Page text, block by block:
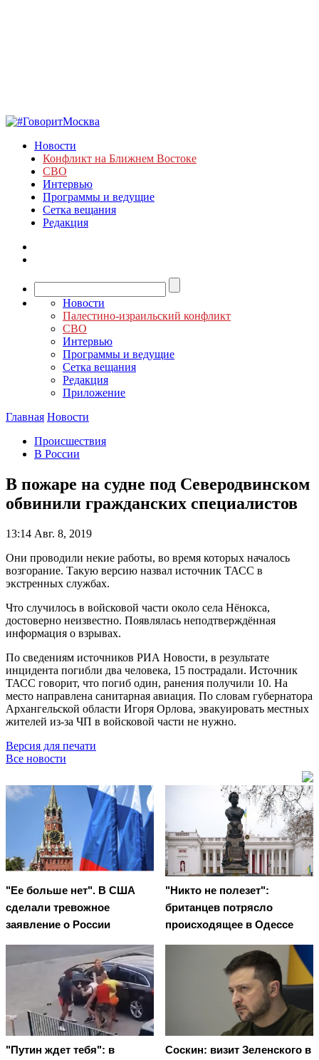
Новости
Конфликт на Ближнем Востоке
СВО
Интервью
Программы и ведущие
Сетка вещания
Редакция
Новости
Палестино-израильский конфликт
СВО
Интервью
Программы и ведущие
Сетка вещания
Редакция
Приложение
Главная Новости
Происшествия
В России
В пожаре на судне под Северодвинском
обвинили гражданских специалистов
13:14 Авг. 8, 2019
Они проводили некие работы, во время которых началось
возгорание. Такую версию назвал источник ТАСС в
экстренных службах.
Что случилось в войсковой части около села Нёнокса,
достоверно неизвестно. Появлялась неподтверждённая
информация о взрывах.
По сведениям источников РИА Новости, в результате
инцидента погибли два человека, 15 пострадали. Источник
ТАСС говорит, что погиб один, ранения получили 10. На
место направлена санитарная авиация. По словам губернатора
Архангельской области Игоря Орлова, эвакуировать местных
жителей из-за ЧП в войсковой части не нужно.
Версия для печати
Все новости
"Ее больше нет". В США
сделали тревожное
заявление о России
"Никто не полезет":
британцев потрясло
происходящее в Одессе
"Путин ждет тебя": в
Соскин: визит Зеленского в